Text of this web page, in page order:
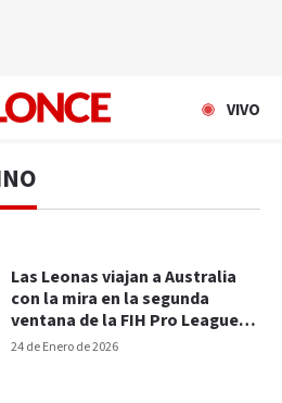
VIVO
24 de Enero de 2026
Las Leonas viajan a Australia
con la mira en la segunda
ventana de la FIH Pro League
2025/26